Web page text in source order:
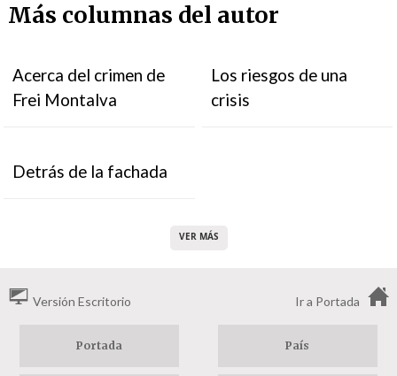
Más columnas del autor
Acerca del crimen de
Frei Montalva
Los riesgos de una
crisis
Detrás de la fachada
VER MÁS
Versión Escritorio Ir a Portada
Portada País